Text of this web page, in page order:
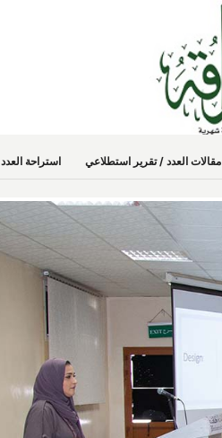
مقالات العدد / تقرير استطلاعي استراحة العدد